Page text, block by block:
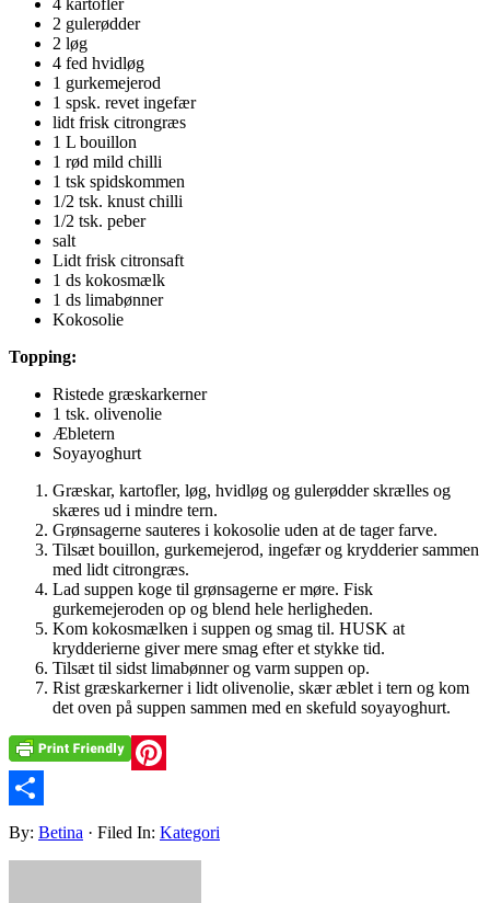
2 gulerødder
2 løg
4 fed hvidløg
1 gurkemejerod
1 spsk. revet ingefær
lidt frisk citrongræs
1 L bouillon
1 rød mild chilli
1 tsk spidskommen
1/2 tsk. knust chilli
1/2 tsk. peber
salt
Lidt frisk citronsaft
1 ds kokosmælk
1 ds limabønner
Kokosolie
Topping:
Ristede græskarkerner
1 tsk. olivenolie
Æbletern
Soyayoghurt
Græskar, kartofler, løg, hvidløg og gulerødder skrælles og
skæres ud i mindre tern.
Grønsagerne sauteres i kokosolie uden at de tager farve.
Tilsæt bouillon, gurkemejerod, ingefær og krydderier sammen
med lidt citrongræs.
Lad suppen koge til grønsagerne er møre. Fisk
gurkemejeroden op og blend hele herligheden.
Kom kokosmælken i suppen og smag til. HUSK at
krydderierne giver mere smag efter et stykke tid.
Tilsæt til sidst limabønner og varm suppen op.
Rist græskarkerner i lidt olivenolie, skær æblet i tern og kom
det oven på suppen sammen med en skefuld soyayoghurt.
Pinterest
Share
By: Betina · Filed In: Kategori